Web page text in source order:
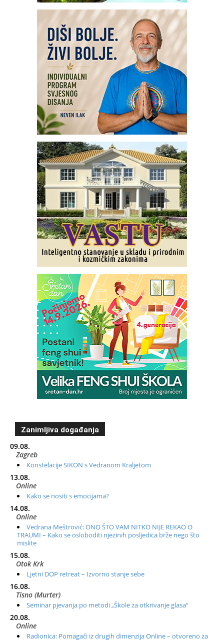
Zanimljiva događanja
09.08.
Zagreb
Konstelacije SIKON s Vedranom Kraljetom
13.08.
Online
Kako se nositi s emocijama?
14.08.
Online
Vedrana Meštrović: ONO ŠTO VAM NITKO NIJE REKAO O
TRAUMI – Kako se osloboditi njezinih posljedica brže nego što
mislite
15.08.
Otok Krk
Ljetni DOP retreat – Izvorno stanje sebe
16.08.
Tisno (Murter)
Seminar pjevanja po metodi „Škole za otkrivanje glasa“
20.08.
Online
Radionica: Pomagači iz drugih dimenzija Online – otvoreno za